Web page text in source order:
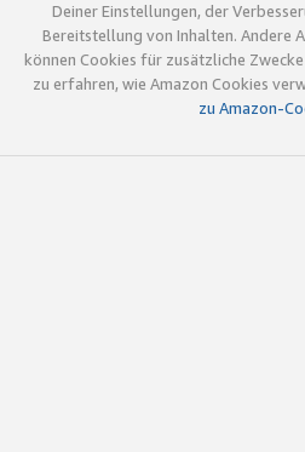
Deiner Einstellungen, der
Bereitstellung von Inhalten. Andere
können Cookies für zusätzliche
zu erfahren, wie Amazon Cookies
zu Amazon-